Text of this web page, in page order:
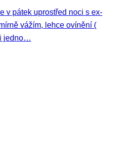
v pátek uprostřed noci s ex-
vážím, lehce ovínění (
jedno…